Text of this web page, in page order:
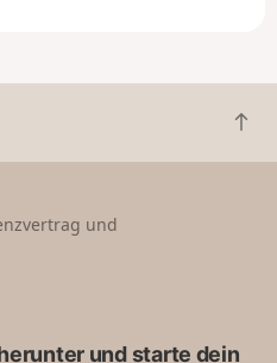
Z
u
und
und starte dein